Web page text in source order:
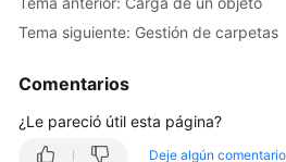
objeto
Descarga
de
Tema siguiente: Gestión de carpetas
Comentarios
¿Le pareció útil esta página?
Deje algún comentario